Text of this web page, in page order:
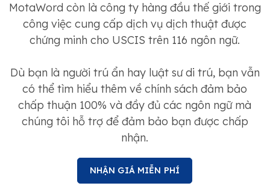
MotaWord còn là công ty hàng đầu thế giới trong
công việc cung cấp dịch vụ dịch thuật được
chứng minh cho USCIS trên 116 ngôn ngữ.
Dù bạn là người trú ẩn hay luật sư di trú, bạn vẫn
có thể tìm hiểu thêm về chính sách đảm bảo
chấp thuận 100% và đầy đủ các ngôn ngữ mà
chúng tôi hỗ trợ để đảm bảo bạn được chấp
nhận.
NHẬN GIÁ MIỄN PHÍ